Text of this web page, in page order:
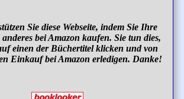
Sie diese Webseite, indem Sie Ihre
bei Amazon kaufen. Sie tun dies,
einen der Büchertitel klicken und von
Einkauf bei Amazon erledigen. Danke!